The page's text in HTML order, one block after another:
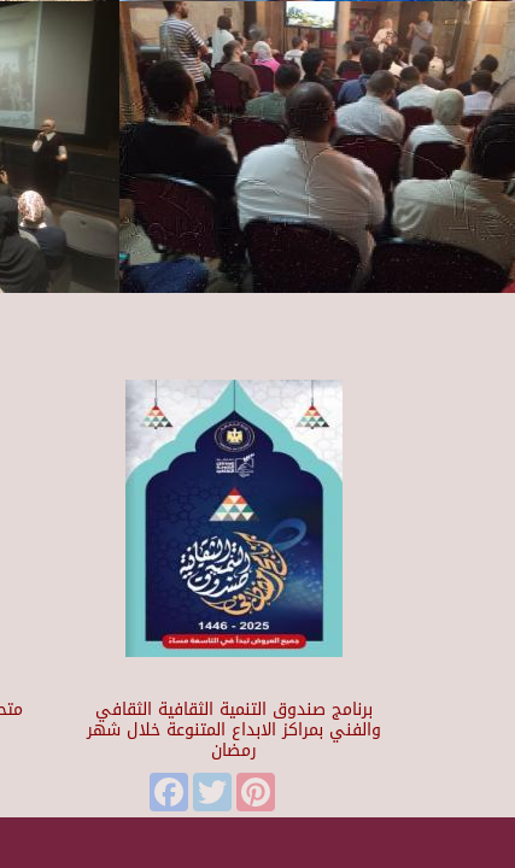
برنامج صندوق التنمية الثقافية الثقافي
والفني بمراكز الابداع المتنوعة خلال شهر
رمضان
FacebookTwitterPinterest